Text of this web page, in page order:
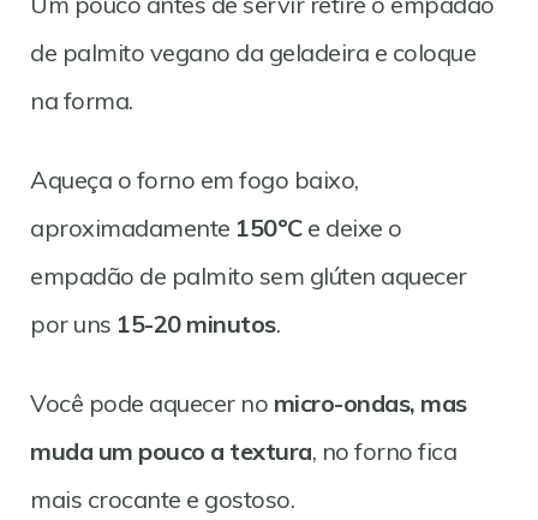
de palmito vegano da geladeira e coloque
na forma.
Aqueça o forno em fogo baixo,
aproximadamente 150ºCe deixe o
empadão de palmito sem glúten aquecer
por uns 15-20 minutos.
Você pode aquecer no micro-ondas, mas
muda um pouco a textura, no forno fica
mais crocante e gostoso.